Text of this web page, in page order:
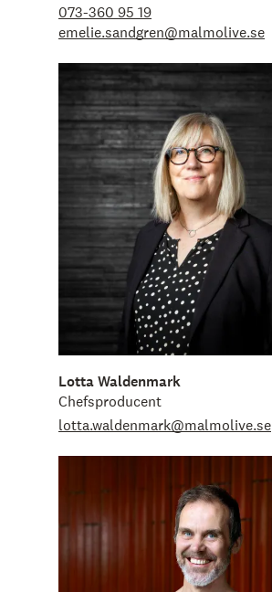
073-360 95 19
emelie.sandgren@malmolive.se
Lotta Waldenmark
Chefsproducent
lotta.waldenmark@malmolive.se